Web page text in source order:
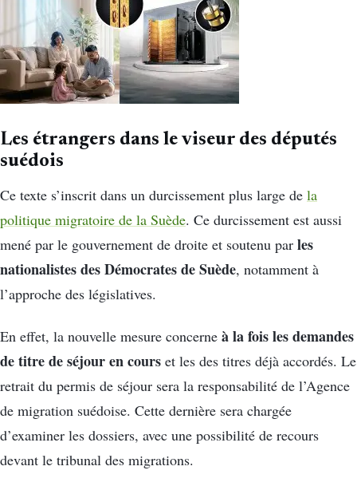
Les étrangers dans le viseur des députés
suédois
Ce texte s’inscrit dans un durcissement plus large de la
politique migratoire de la Suède. Ce durcissement est aussi
mené par le gouvernement de droite et soutenu par les
nationalistes des Démocrates de Suède, notamment à
l’approche des législatives.
En effet, la nouvelle mesure concerne à la fois les demandes
de titre de séjour en cours et les des titres déjà accordés. Le
retrait du permis de séjour sera la responsabilité de l’Agence
de migration suédoise. Cette dernière sera chargée
d’examiner les dossiers, avec une possibilité de recours
devant le tribunal des migrations.